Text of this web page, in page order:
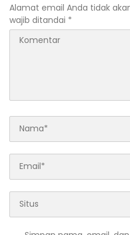
Alamat email Anda tidak
wajib ditandai *